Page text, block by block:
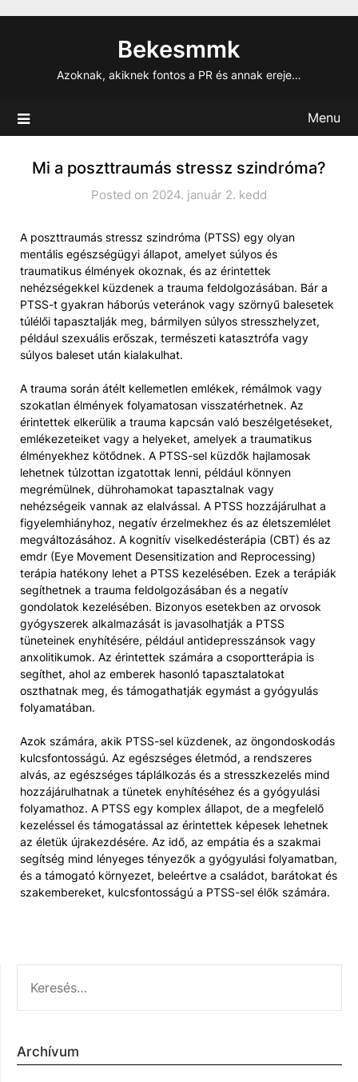
Bekesmmk
Azoknak, akiknek fontos a PR és annak ereje…
Menu
Mi a poszttraumás stressz szindróma?
Posted on 2024. január 2. kedd
A poszttraumás stressz szindróma (PTSS) egy olyan
mentális egészségügyi állapot, amelyet súlyos és
traumatikus élmények okoznak, és az érintettek
nehézségekkel küzdenek a trauma feldolgozásában. Bár a
PTSS-t gyakran háborús veteránok vagy szörnyű balesetek
túlélői tapasztalják meg, bármilyen súlyos stresszhelyzet,
például szexuális erőszak, természeti katasztrófa vagy
súlyos baleset után kialakulhat.
A trauma során átélt kellemetlen emlékek, rémálmok vagy
szokatlan élmények folyamatosan visszatérhetnek. Az
érintettek elkerülik a trauma kapcsán való beszélgetéseket,
emlékezeteiket vagy a helyeket, amelyek a traumatikus
élményekhez kötődnek. A PTSS-sel küzdők hajlamosak
lehetnek túlzottan izgatottak lenni, például könnyen
megrémülnek, dührohamokat tapasztalnak vagy
nehézségeik vannak az elalvással. A PTSS hozzájárulhat a
figyelemhiányhoz, negatív érzelmekhez és az életszemlélet
megváltozásához. A kognitív viselkedésterápia (CBT) és az
emdr (Eye Movement Desensitization and Reprocessing)
terápia hatékony lehet a PTSS kezelésében. Ezek a terápiák
segíthetnek a trauma feldolgozásában és a negatív
gondolatok kezelésében. Bizonyos esetekben az orvosok
gyógyszerek alkalmazását is javasolhatják a PTSS
tüneteinek enyhítésére, például antidepresszánsok vagy
anxolitikumok. Az érintettek számára a csoportterápia is
segíthet, ahol az emberek hasonló tapasztalatokat
oszthatnak meg, és támogathatják egymást a gyógyulás
folyamatában.
Azok számára, akik PTSS-sel küzdenek, az öngondoskodás
kulcsfontosságú. Az egészséges életmód, a rendszeres
alvás, az egészséges táplálkozás és a stresszkezelés mind
hozzájárulhatnak a tünetek enyhítéséhez és a gyógyulási
folyamathoz. A PTSS egy komplex állapot, de a megfelelő
kezeléssel és támogatással az érintettek képesek lehetnek
az életük újrakezdésére. Az idő, az empátia és a szakmai
segítség mind lényeges tényezők a gyógyulási folyamatban,
és a támogató környezet, beleértve a családot, barátokat és
szakembereket, kulcsfontosságú a PTSS-sel élők számára.
Archívum